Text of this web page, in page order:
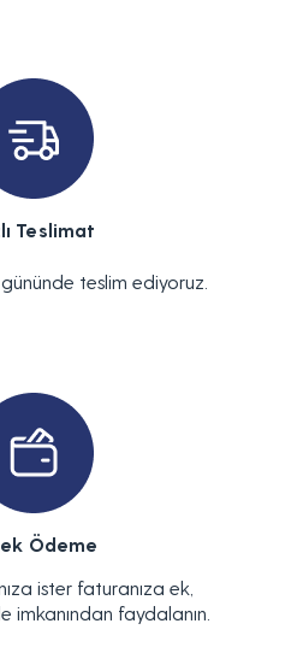
Teslimat
teslim ediyoruz.
Ödeme
ister faturanıza ek,
imkanından faydalanın.